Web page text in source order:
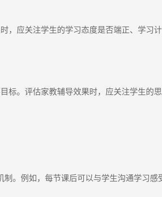
应关注学生的学习态度是否端正、学习
。评估家教辅导效果时，应关注学生的
。例如，每节课后可以与学生沟通学习感